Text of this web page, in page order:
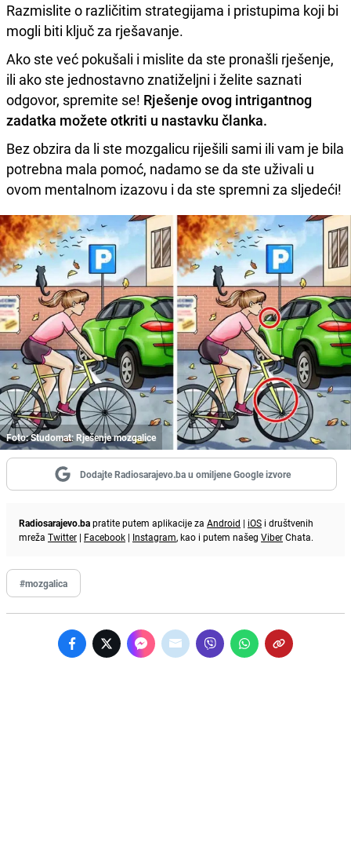
Razmislite o različitim strategijama i pristupima koji bi
mogli biti ključ za rješavanje.
Ako ste već pokušali i mislite da ste pronašli rješenje,
ili ako ste jednostavno znatiželjni i želite saznati
odgovor, spremite se! Rješenje ovog intrigantnog
zadatka možete otkriti u nastavku članka.
Bez obzira da li ste mozgalicu riješili sami ili vam je bila
potrebna mala pomoć, nadamo se da ste uživali u
ovom mentalnom izazovu i da ste spremni za sljedeći!
Foto: Studomat: Rješenje mozgalice
Dodajte Radiosarajevo.ba u omiljene Google izvore
Radiosarajevo.bapratite putem aplikacije za Android | iOS i društvenih
mreža Twitter | Facebook | Instagram, kao i putem našeg ViberChata.
#mozgalica